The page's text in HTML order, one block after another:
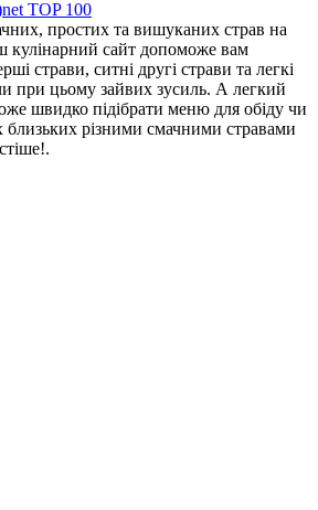
простих та вишуканих страв на
кулінарний сайт допоможе вам
страви, ситні другі страви та легкі
при цьому зайвих зусиль. А легкий
швидко підібрати меню для обіду чи
близьких різними смачними стравами